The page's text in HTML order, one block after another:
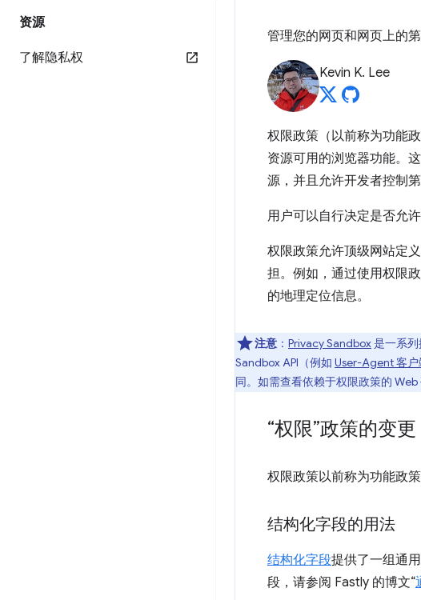
资源
了解隐私权
管理您的网页和网页上的
Kevin K. Lee
权限政策（以前称为功能
资源可用的浏览器功能。
源，并且允许开发者控制
用户可以自行决定是否允
权限政策允许顶级网站定
担。例如，通过使用权限
的地理定位信息。
注意 ： Privacy Sandbox是一系
Sandbox API（例如 User-Agent 客户
同。如需查看依赖于权限政策的 Web
“权限”政策的变更
权限政策以前称为功能政
结构化字段的用法
结构化字段提供了一组通
段，请参阅 Fastly 的博文“